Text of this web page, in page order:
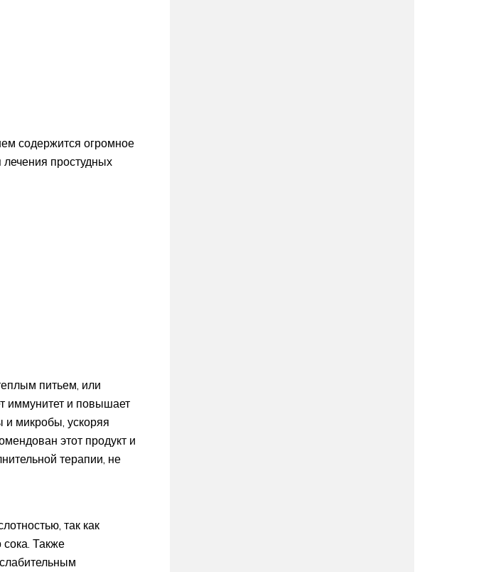
содержится огромное
лечения простудных
питьем, или
иммунитет и повышает
и микробы, ускоряя
этот продукт и
терапии, не
так как
Также